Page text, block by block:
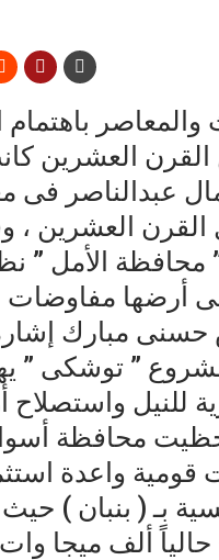
باهتمام
القرن العشرين
عبدالناصر فى
العشرين ،
الأمل ”
أرضها مفاوضات
مبارك
” توشكى ”
للنيل
ثورة 30 يونيو 2013 م حظيت
واعدة
بـ ( بنبان ) حيث
حالياً ألف ميجا